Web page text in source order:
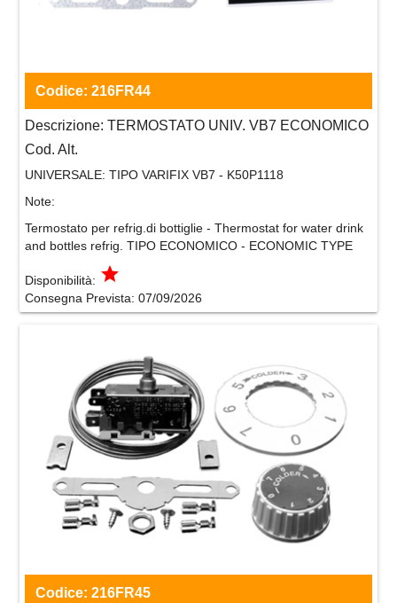
Codice: 216FR44
Descrizione: TERMOSTATO UNIV. VB7 ECONOMICO
Cod. Alt.
UNIVERSALE: TIPO VARIFIX VB7 - K50P1118
Note:
Termostato per refrig.di bottiglie - Thermostat for water drink
and bottles refrig. TIPO ECONOMICO - ECONOMIC TYPE
Disponibilità: grade
Consegna Prevista:07/09/2026
Codice: 216FR45